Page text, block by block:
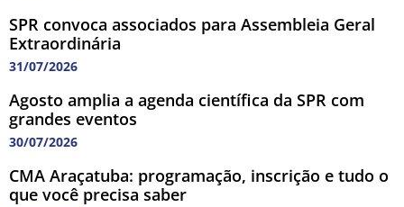
SPR convoca associados para Assembleia Geral
Extraordinária
31/07/2026
Agosto amplia a agenda científica da SPR com
grandes eventos
30/07/2026
CMA Araçatuba: programação, inscrição e tudo o
que você precisa saber